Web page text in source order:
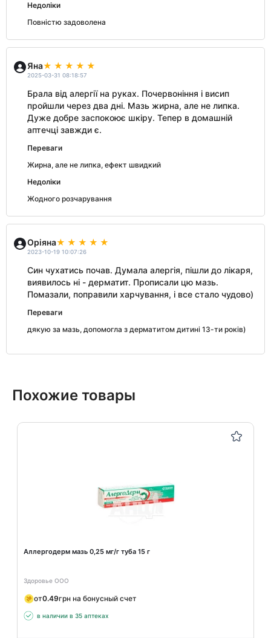
Недоліки
Повністю задоволена
Яна
2025-03-31 08:18:57
Брала від алергії на руках. Почервоніння і висип
пройшли через два дні. Мазь жирна, але не липка.
Дуже добре заспокоює шкіру. Тепер в домашній
аптечці завжди є.
Переваги
Жирна, але не липка, ефект швидкий
Недоліки
Жодного розчарування
Оріяна
2023-10-19 10:07:26
Син чухатись почав. Думала алергія, пішли до лікаря,
виявилось ні - дерматит. Прописали цю мазь.
Помазали, поправили харчування, і все стало чудово)
Переваги
дякую за мазь, допомогла з дерматитом дитині 13-ти років)
Похожие товары
Аллергодерм мазь 0,25 мг/г туба 15 г
Здоровье ООО
от0.49грн на бонусный счет
в наличии в 35 аптеках